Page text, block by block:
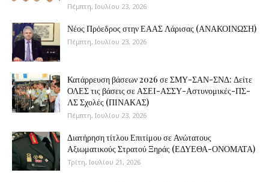
Πέμπτη, Ιουλίου 23, 2026
Νέος Πρόεδρος στην ΕΑΑΣ Λάρισας (ΑΝΑΚΟΙΝΩΣΗ)
Πέμπτη, Ιουλίου 23, 2026
Κατάρρευση βάσεων 2026 σε ΣΜΥ-ΣΑΝ-ΣΝΔ: Δείτε
ΟΛΕΣ τις βάσεις σε ΑΣΕΙ-ΑΣΣΥ-Αστυνομικές-ΠΣ-
ΛΣ Σχολές (ΠΙΝΑΚΑΣ)
Πέμπτη, Ιουλίου 23, 2026
Διατήρηση τίτλου Επιτίμου σε Ανώτατους
Αξιωματικούς Στρατού Ξηράς (ΕΔΥΕΘΑ-ΟΝΟΜΑΤΑ)
Τρίτη, Ιουλίου 21, 2026